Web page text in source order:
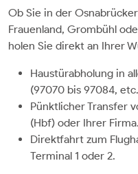
Ob Sie in der
Frauenland, Grombühl
holen Sie direkt an Ihrer
Haustürabholung in
(97070 bis 97084,
Pünktlicher Transfer
(Hbf) oder Ihrer Firma.
Direktfahrt zum
Terminal 1 oder 2.